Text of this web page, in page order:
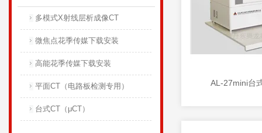
多模式X射线层析成像CT
微焦点花季传媒下载安装
高能花季传媒下载安装
平面CT（电路板检测专用）
台式CT（μCT）
AL-27mini台